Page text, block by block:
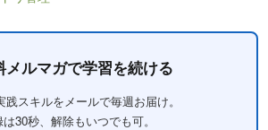
メルマガで学習を続ける
践スキルをメールで毎週お届け。
30秒、解除もいつでも可。